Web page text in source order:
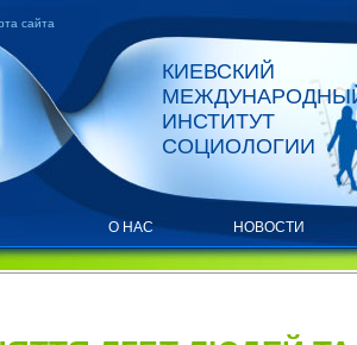
сайта
КИЕВСКИЙ
ИНСТИТУТ
СОЦИОЛОГИИ
О НАС НОВОСТИ